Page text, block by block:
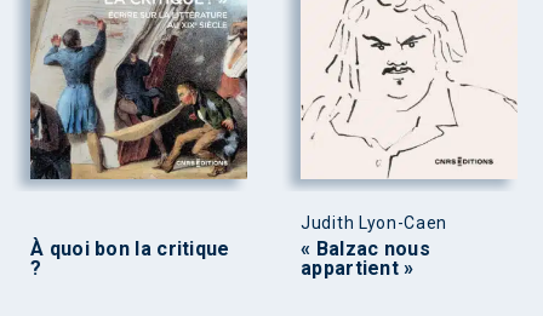
À quoi bon la critique
?
Judith Lyon-Caen
« Balzac nous
appartient »